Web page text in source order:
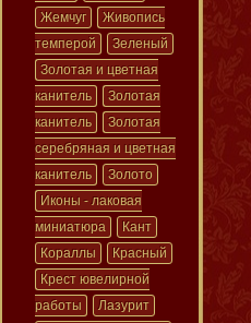
Жемчуг
Живопись
темперой
Зеленый
Золотая и цветная
канитель
Золотая
канитель
Золотая
серебряная и цветная
канитель
Золото
Иконы - лаковая
миниатюра
Кант
Кораллы
Красный
Крест ювелирной
работы
Лазурит